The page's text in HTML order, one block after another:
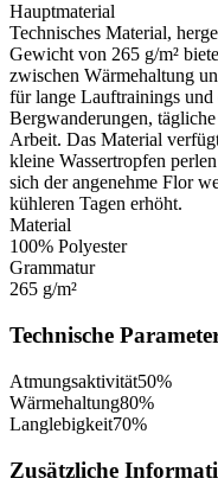
Hauptmaterial
Technisches Material,
Gewicht von 265 g/m²
zwischen Wärmehaltung
für lange Lauftrainings
Bergwanderungen,
Arbeit. Das Material
kleine Wassertropfen
sich der angenehme Flor
kühleren Tagen erhöht.
Material
100% Polyester
Grammatur
265 g/m²
Technische
Atmungsaktivität50%
Wärmehaltung80%
Langlebigkeit70%
Zusätzliche